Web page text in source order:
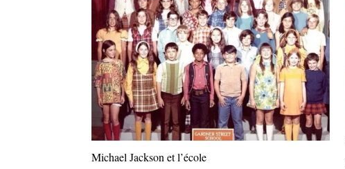
Michael Jackson et l’école